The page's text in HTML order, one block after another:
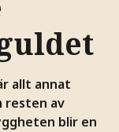
allt annat
resten av
blir en